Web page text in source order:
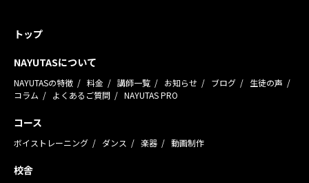
トップ
NAYUTASについて
NAYUTASの特徴 料金 講師一覧 お知らせ ブログ
生徒の声
コラム
よくあるご質問 NAYUTAS PRO
コース
ボイストレーニング ダンス 楽器 動画制作
校舎